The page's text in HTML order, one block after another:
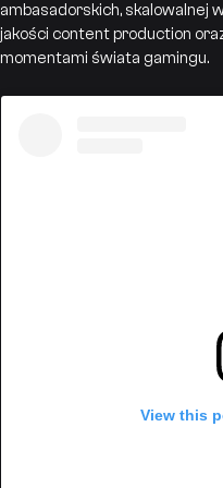
ambasadorskich, skalowalnej
jakości content production
momentami świata gamingu.
View this